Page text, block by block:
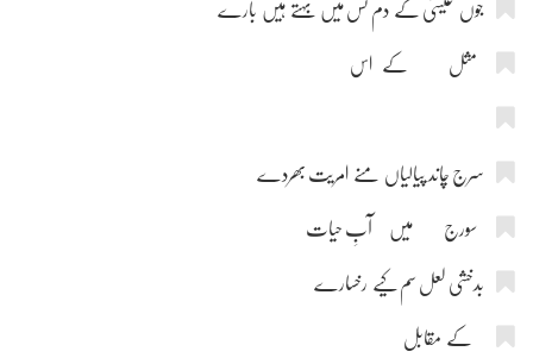
جوں عیسیٰ کے دم تس میں بہتے ہیں بارے
مثل کے اس
سرج چاند پیالیاں منے امریت بھردے
سورج میں آبِ حیات
بدخشی لعل سم کیے رخسارے
کے مقابل